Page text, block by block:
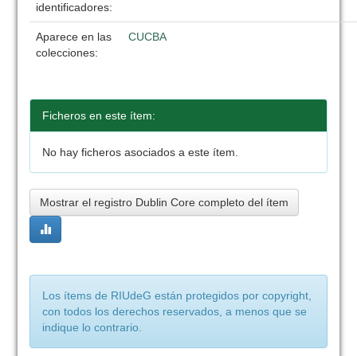
identificadores:
Aparece en las
colecciones:
CUCBA
Ficheros en este ítem:
No hay ficheros asociados a este ítem.
Mostrar el registro Dublin Core completo del ítem
Los ítems de RIUdeG están protegidos por copyright,
con todos los derechos reservados, a menos que se
indique lo contrario.